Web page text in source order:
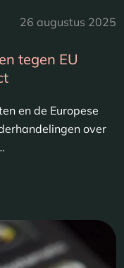
26 augustus 2025
tegen EU
en de Europese
over